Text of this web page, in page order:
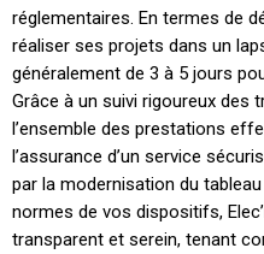
réglementaires. En termes de
réaliser ses projets dans un
généralement de 3 à 5 jours
Grâce à un suivi rigoureux des
l’ensemble des prestations
l’assurance d’un service
par la modernisation du
normes de vos dispositifs,
transparent et serein, tenant